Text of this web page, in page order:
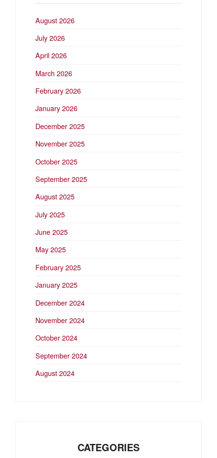
August 2026
July 2026
April 2026
March 2026
February 2026
January 2026
December 2025
November 2025
October 2025
September 2025
August 2025
July 2025
June 2025
May 2025
February 2025
January 2025
December 2024
November 2024
October 2024
September 2024
August 2024
CATEGORIES